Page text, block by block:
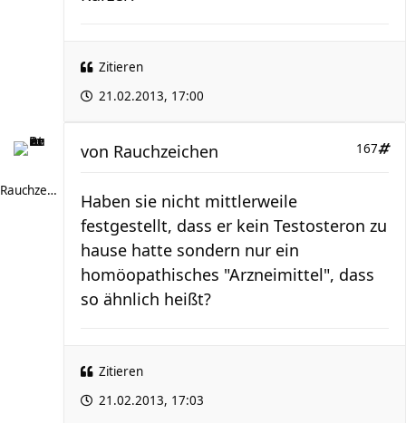
Zitieren
21.02.2013, 17:00
Rauchzeichen
167
von Rauchzeichen
Haben sie nicht mittlerweile
festgestellt, dass er kein Testosteron zu
hause hatte sondern nur ein
homöopathisches "Arzneimittel", dass
so ähnlich heißt?
Zitieren
21.02.2013, 17:03